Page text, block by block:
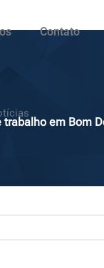
Contato
em Bom